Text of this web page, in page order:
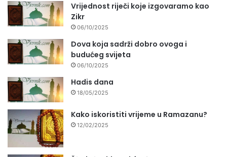
Vrijednost riječi koje izgovaramo kao
Zikr
06/10/2025
Dova koja sadrži dobro ovoga i
budućeg svijeta
06/10/2025
Hadis dana
18/05/2025
Kako iskoristiti vrijeme u Ramazanu?
12/02/2025